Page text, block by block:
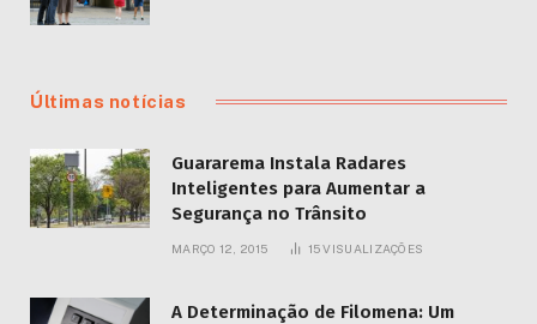
Últimas notícias
Guararema Instala Radares
Inteligentes para Aumentar a
Segurança no Trânsito
MARÇO 12, 2015 15VISUALIZAÇÕES
A Determinação de Filomena: Um